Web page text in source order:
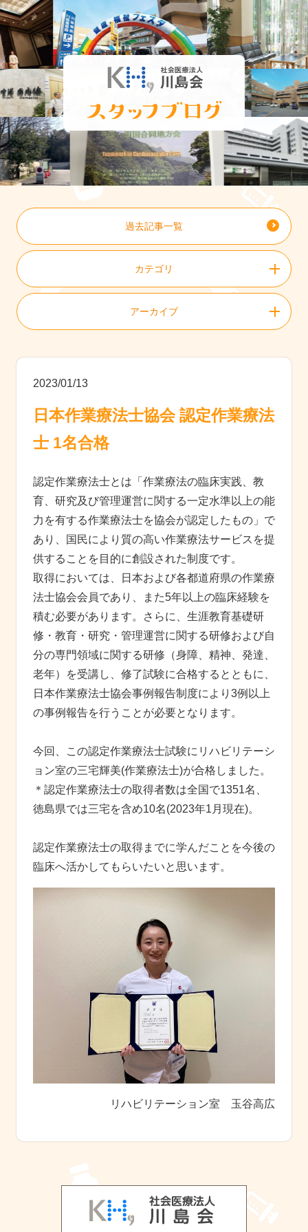
過去記事一覧
カテゴリ
アーカイブ
2023/01/13
日本作業療法士協会 認定作業療法
士 1名合格
認定作業療法士とは「作業療法の臨床実践、教
育、研究及び管理運営に関する一定水準以上の能
力を有する作業療法士を協会が認定したもの」で
あり、国民により質の高い作業療法サービスを提
供することを目的に創設された制度です。
取得においては、日本および各都道府県の作業療
法士協会会員であり、また5年以上の臨床経験を
積む必要があります。さらに、生涯教育基礎研
修・教育・研究・管理運営に関する研修および自
分の専門領域に関する研修（身障、精神、発達、
老年）を受講し、修了試験に合格するとともに、
日本作業療法士協会事例報告制度により3例以上
の事例報告を行うことが必要となります。
今回、この認定作業療法士試験にリハビリテーシ
ョン室の三宅輝美(作業療法士)が合格しました。
＊認定作業療法士の取得者数は全国で1351名、
徳島県では三宅を含め10名(2023年1月現在)。
認定作業療法士の取得までに学んだことを今後の
臨床へ活かしてもらいたいと思います。
リハビリテーション室 玉谷高広